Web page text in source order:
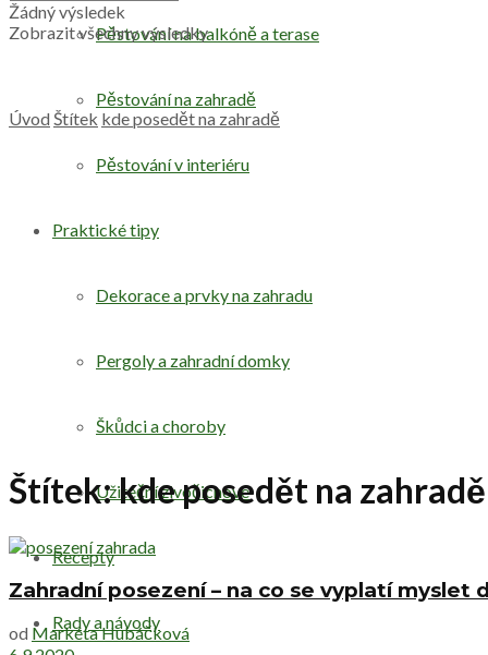
Pěstování na balkóně a terase
Pěstování na zahradě
Pěstování v interiéru
Praktické tipy
Dekorace a prvky na zahradu
Pergoly a zahradní domky
Škůdci a choroby
Užiteční živočichové
Recepty
Rady a návody
Žádný výsledek
Zobrazit všechny výsledky
Úvod Štítek kde posedět na zahradě
Štítek:kde posedět na zahradě
Zahradní posezení – na co se vyplatí myslet
od Markéta Hubáčková